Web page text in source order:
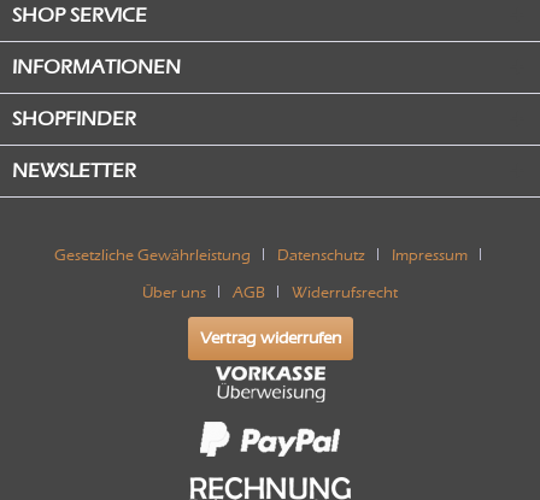
SHOP SERVICE
INFORMATIONEN
SHOPFINDER
NEWSLETTER
Gesetzliche Gewährleistung Datenschutz Impressum
Über uns AGB Widerrufsrecht
Vertrag widerrufen